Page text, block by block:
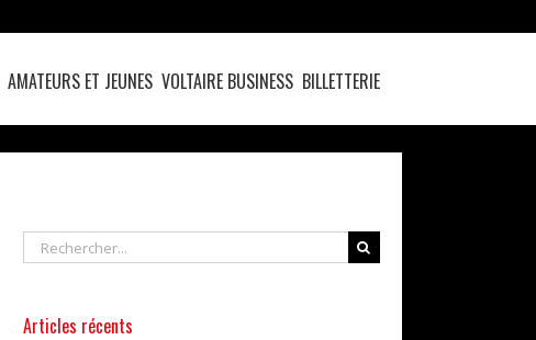
AMATEURS ET JEUNES VOLTAIRE BUSINESS BILLETTERIE
Rechercher
Articles récents